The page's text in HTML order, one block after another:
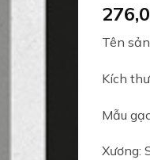
Tên
Kích
Mẫu
Xương: